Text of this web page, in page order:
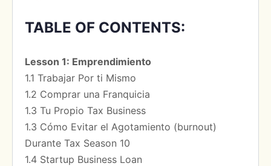
TABLE OF CONTENTS:
Lesson 1: Emprendimiento
1.1 Trabajar Por ti Mismo
1.2 Comprar una Franquicia
1.3 Tu Propio Tax Business
1.3 Cómo Evitar el Agotamiento (burnout)
Durante Tax Season 10
1.4 Startup Business Loan